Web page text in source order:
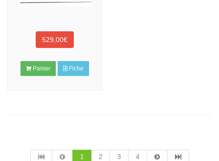
529,00€
Panier Fiche
1 2 3 4